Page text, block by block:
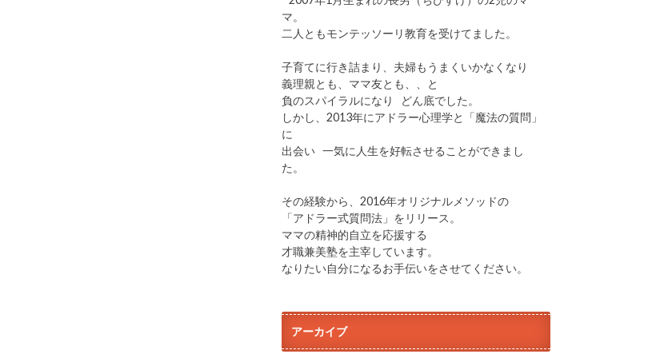
マ。
二人ともモンテッソーリ教育を受けてました。
子育てに行き詰まり、夫婦もうまくいかなくなり
義理親とも、ママ友とも、、と
負のスパイラルになり どん底でした。
しかし、2013年にアドラー心理学と「魔法の質問」
に
出会い 一気に人生を好転させることができまし
た。
その経験から、2016年オリジナルメソッドの
「アドラー式質問法」をリリース。
ママの精神的自立を応援する
才職兼美塾を主宰しています。
なりたい自分になるお手伝いをさせてください。
アーカイブ